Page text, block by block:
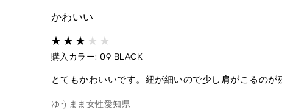
かわいい
購入カラー: 09 BLACK
とてもかわいいです。紐が細いので少し肩がこるのが
ゆうまま 女性愛知県